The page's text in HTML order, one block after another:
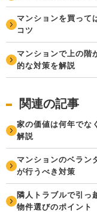
マンションを買って
コツ
マンションで上の階
的な対策を解説
関連の記事
家の価値は何年でな
解説
マンションのベラン
が行うべき対策
隣人トラブルで引っ
物件選びのポイント